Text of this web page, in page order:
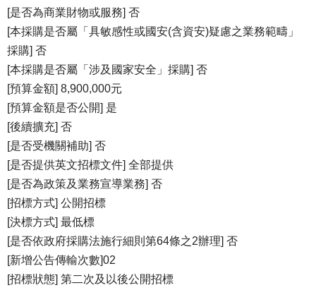
[是否為商業財物或服務] 否
[本採購是否屬「具敏感性或國安(含資安)疑慮之業務範疇」
採購] 否
[本採購是否屬「涉及國家安全」採購] 否
[預算金額] 8,900,000元
[預算金額是否公開] 是
[後續擴充] 否
[是否受機關補助] 否
[是否提供英文招標文件] 全部提供
[是否為政策及業務宣導業務] 否
[招標方式] 公開招標
[決標方式] 最低標
[是否依政府採購法施行細則第64條之2辦理] 否
[新增公告傳輸次數]02
[招標狀態] 第二次及以後公開招標